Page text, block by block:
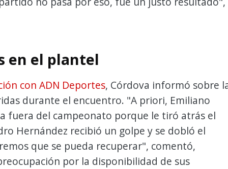
en el plantel
con ADN Deportes, Córdova informó sobre
durante el encuentro. "A priori, Emiliano
fuera del campeonato porque le tiró atrás el
Hernández recibió un golpe y se dobló el
que se pueda recuperar", comentó,
por la disponibilidad de sus